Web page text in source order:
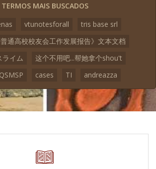
TERMOS MAIS BUSCADOS
vtunotesforall
tris base srl
通高校校友会工作发展报告》文本文档
イム
这个不用吧...帮她拿个shou't
cases TI andreazza